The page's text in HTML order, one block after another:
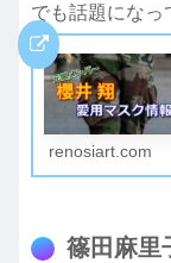
でも話題になっ
renosiart.com
篠田麻里